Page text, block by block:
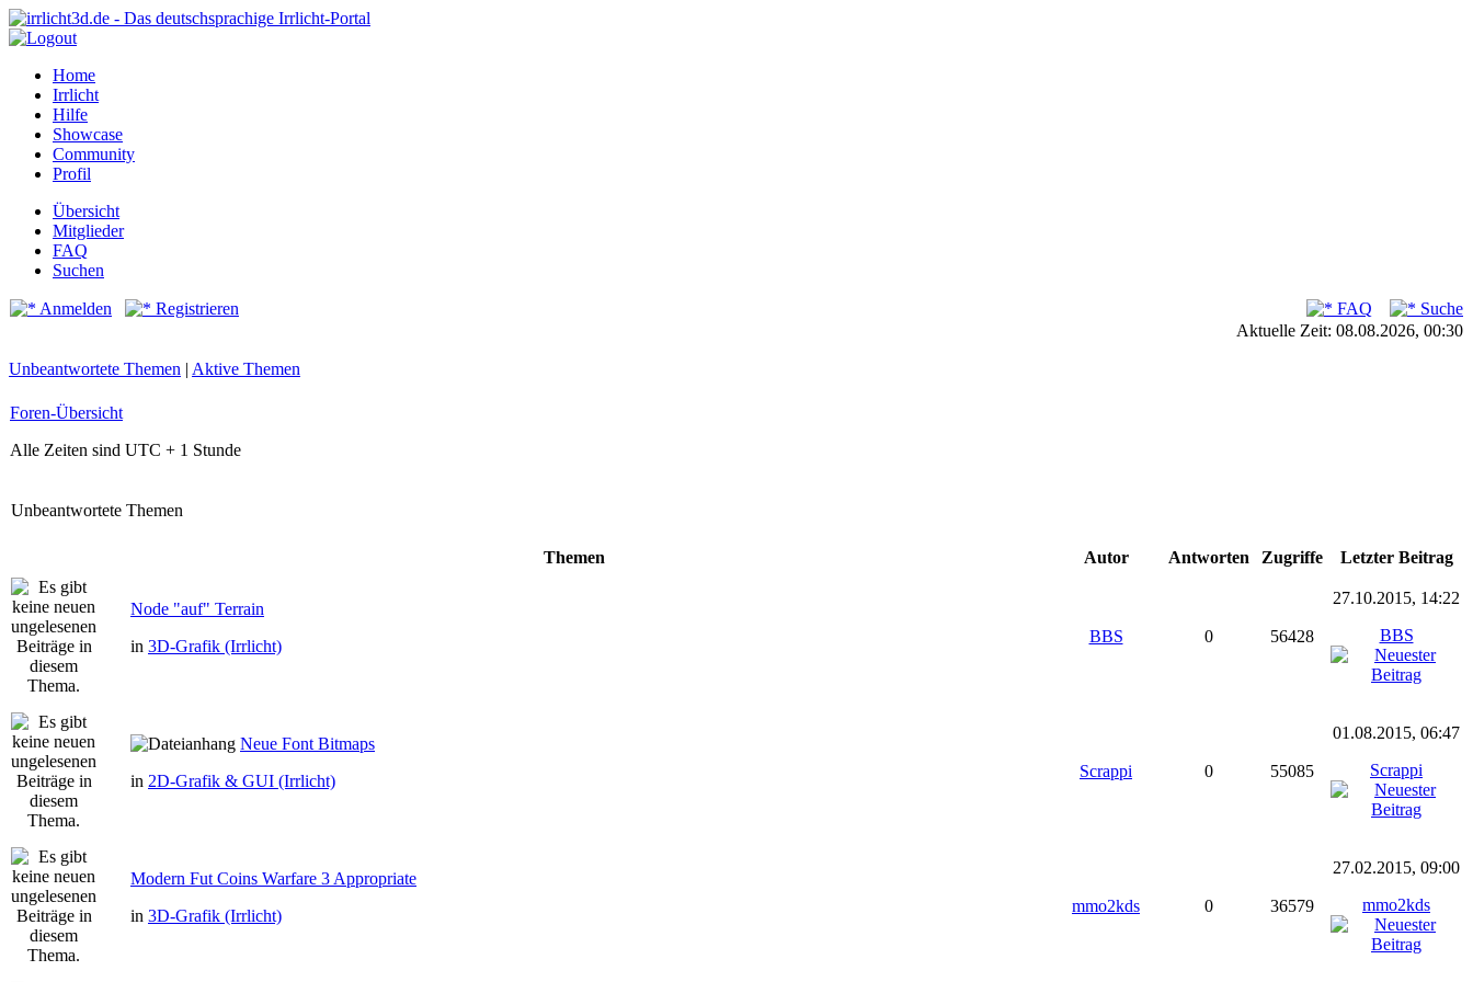
Home
Irrlicht
Hilfe
Showcase
Community
Profil
Übersicht
Mitglieder
FAQ
Suchen
Anmelden Registrieren FAQ
Suche
Aktuelle Zeit: 08.08.2026, 00:30
Unbeantwortete Themen | Aktive Themen
Foren-Übersicht
Alle Zeiten sind UTC + 1 Stunde
Unbeantwortete Themen
Themen Autor Antworten Zugriffe Letzter Beitrag
Node "auf" Terrain
in 3D-Grafik (Irrlicht)
BBS 0 56428
27.10.2015, 14:22
BBS
Neue Font Bitmaps
in 2D-Grafik & GUI (Irrlicht)
Scrappi 0 55085
01.08.2015, 06:47
Scrappi
Modern Fut Coins Warfare 3 Appropriate
in 3D-Grafik (Irrlicht)
mmo2kds 0 36579
27.02.2015, 09:00
mmo2kds